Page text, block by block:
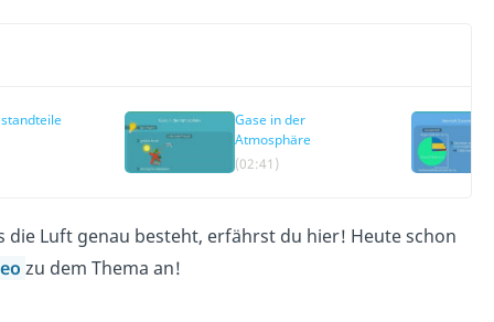
Gase in der
Atmosphäre
(02:41)
Luft genau besteht, erfährst du hier! Heute schon
zu dem Thema an!